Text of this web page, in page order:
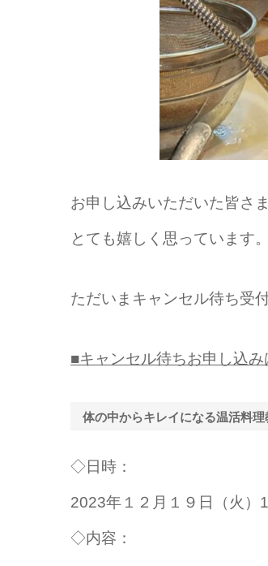
お申し込みいただいた皆さ
とても嬉しく思っています。
ただいまキャンセル待ち受
■キャンセル待ちお申し込
体の中からキレイになる温活料
◇日時：
2023年１２月１９日（火）
◇内容：